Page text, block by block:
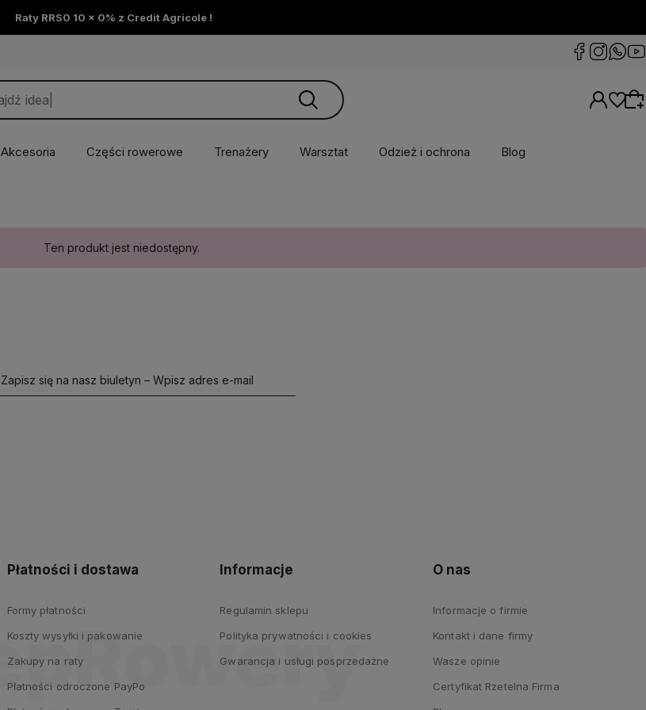
Raty RRS0 10 x 0% z Credit Agricole !
Akcesoria Części rowerowe Trenażery Warsztat Odzież i ochrona Blog
Ten produkt jest niedostępny.
Zapisz się na nasz biuletyn – Wpisz adres e-mail
Płatności i dostawa
Formy płatności
Koszty wysyłki i pakowanie
Zakupy na raty
Płatności odroczone PayPo
Informacje
Regulamin sklepu
Polityka prywatności i cookies
Gwarancja i usługi posprzedażne
O nas
Informacje o firmie
Kontakt i dane firmy
Wasze opinie
Certyfikat Rzetelna Firma